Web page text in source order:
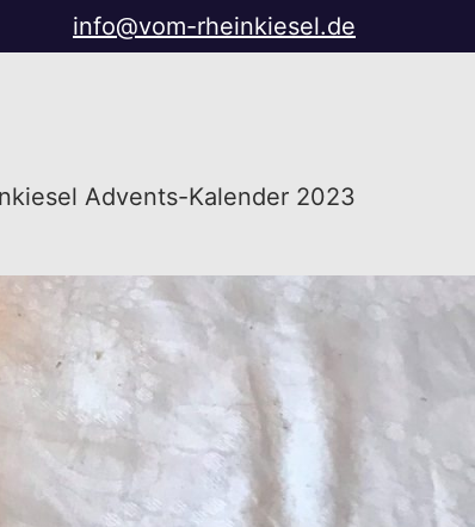
info@vom-rheinkiesel.de
Advents-Kalender 2023